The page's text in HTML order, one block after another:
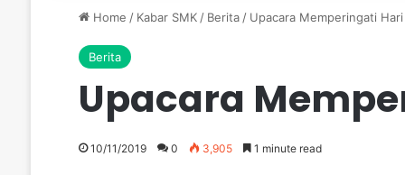
Home / Kabar SMK / Berita / Upacara Memperingati
Berita
Upacara
10/11/2019 0 3,905 1 minute read